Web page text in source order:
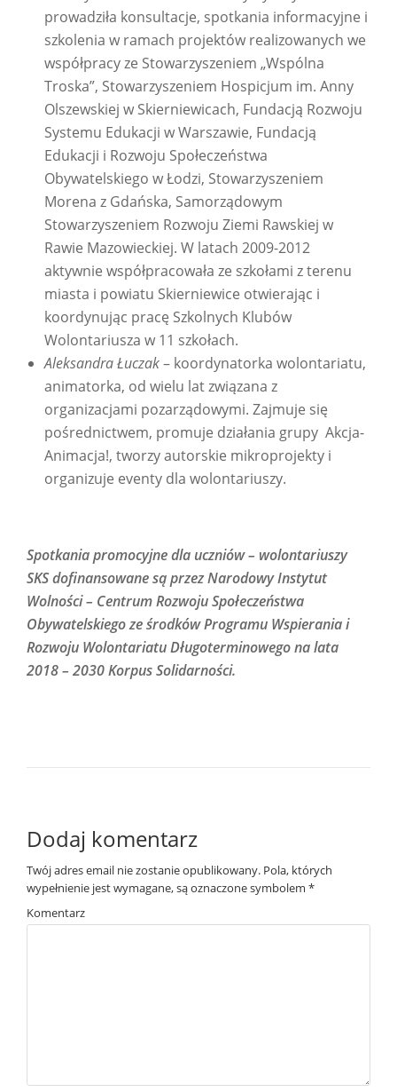
prowadziła konsultacje, spotkania informacyjne i
szkolenia w ramach projektów realizowanych we
współpracy ze Stowarzyszeniem „Wspólna
Troska”, Stowarzyszeniem Hospicjum im. Anny
Olszewskiej w Skierniewicach, Fundacją Rozwoju
Systemu Edukacji w Warszawie, Fundacją
Edukacji i Rozwoju Społeczeństwa
Obywatelskiego w Łodzi, Stowarzyszeniem
Morena z Gdańska, Samorządowym
Stowarzyszeniem Rozwoju Ziemi Rawskiej w
Rawie Mazowieckiej. W latach 2009-2012
aktywnie współpracowała ze szkołami z terenu
miasta i powiatu Skierniewice otwierając i
koordynując pracę Szkolnych Klubów
Wolontariusza w 11 szkołach.
Aleksandra Łuczak– koordynatorka wolontariatu,
animatorka, od wielu lat związana z
organizacjami pozarządowymi. Zajmuje się
pośrednictwem, promuje działania grupy Akcja-
Animacja!, tworzy autorskie mikroprojekty i
organizuje eventy dla wolontariuszy.
Spotkania promocyjne dla uczniów – wolontariuszy
SKS dofinansowane są przez Narodowy Instytut
Wolności – Centrum Rozwoju Społeczeństwa
Obywatelskiego ze środków Programu Wspierania i
Rozwoju Wolontariatu Długoterminowego na lata
2018 – 2030 Korpus Solidarności.
Dodaj komentarz
Twój adres email nie zostanie opublikowany. Pola, których
wypełnienie jest wymagane, są oznaczone symbolem *
Komentarz